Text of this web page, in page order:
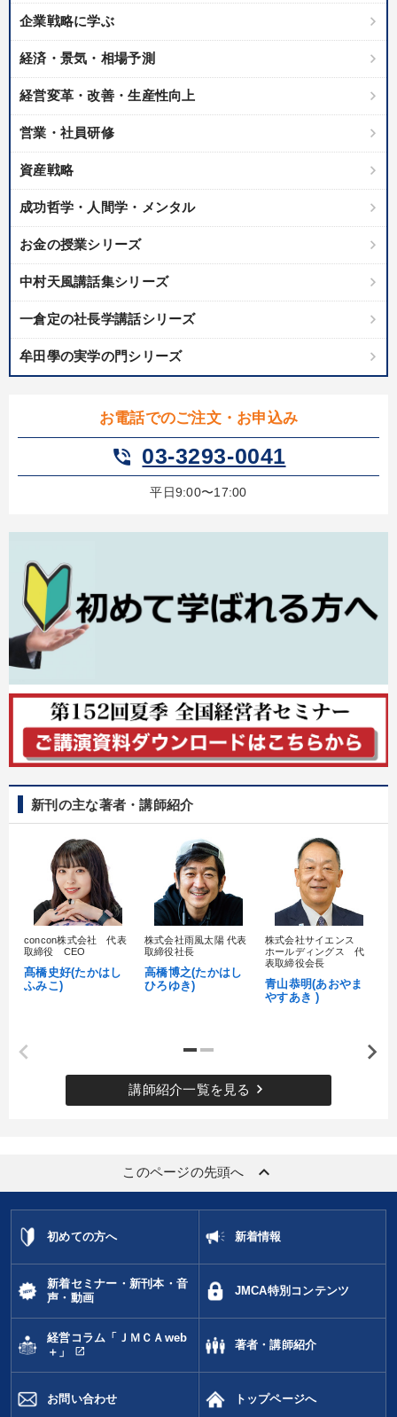
経営音声・動画を探す
全国経営者セミナー収録物以外の経営教材（全762タイトル）からお探
しいただけます
カテゴリー
歴史・古典に学ぶ実務講話
会社のパフォーマンスを高める講話
最新刊・戦略参謀ChatGPT実戦法と中小企業のDXと講話ご案内
【1月】音声・映像
【最新刊】精神科医・和田秀樹の「老いない力」＋健康な社長と
社員が自律的に動き出す組織づくり 企業戦略に学ぶ
経営リーダーの考え方と戦略を学ぶ
パフォーマンス向上 社員研修を行いたい
リーダーの魅力向上
中村天風 早わかり DX コミュニケーション
後継者 金融
※「更新」を押すと「カテゴリー」「目的別」「キーワード」を更新いただけます。
タグから探す refresh 更新する
すべての音声・動画（全2077タイトル）からお探しいただけます
タグ・キーワード
スポーツ関係 生産性向上 イノベーション
運勢・先見 SDGs 後継者 採用
トレンド 両利きの経営
※「更新」を押すと「タグ・キーワード」を更新いただけます。
企業戦略に学ぶ
経済・景気・相場予測
経営変革・改善・生産性向上
営業・社員研修
資産戦略
成功哲学・人間学・メンタル
お金の授業シリーズ
中村天風講話集シリーズ
一倉定の社長学講話シリーズ
牟田學の実学の門シリーズ
お電話でのご注文・お申込み
phone_in_talk 03-3293-0041
平日9:00〜17:00
新刊の主な著者・講師紹介
concon株式会社 代表
取締役 CEO
髙橋史好(たかはし
ふみこ)
株式会社雨風太陽 代表
取締役社長
高橋博之(たかはし
ひろゆき)
株式会社サイエンス
ホールディングス 代
表取締役会長
青山恭明(あおやま
やすあき )
講師紹介一覧を見る keyboard_arrow_right
このページの先頭へ keyboard_arrow_up
初めての方へ 新着情報
新着セミナー・新刊本・音
声・動画
JMCA特別コンテンツ
経営コラム「ＪＭＣＡweb
＋」
open_in_new
著者・講師紹介
お問い合わせ トップページへ